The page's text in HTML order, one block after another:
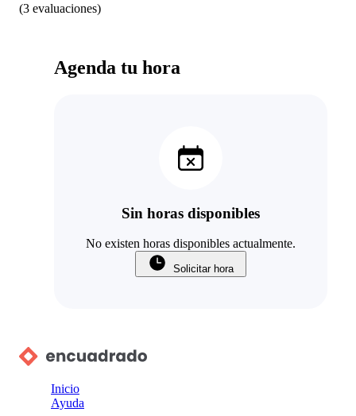
(3 evaluaciones)
Agenda tu hora
Sin horas disponibles
No existen horas disponibles actualmente.
Solicitar hora
Inicio
Ayuda